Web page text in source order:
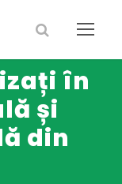
în
și
din